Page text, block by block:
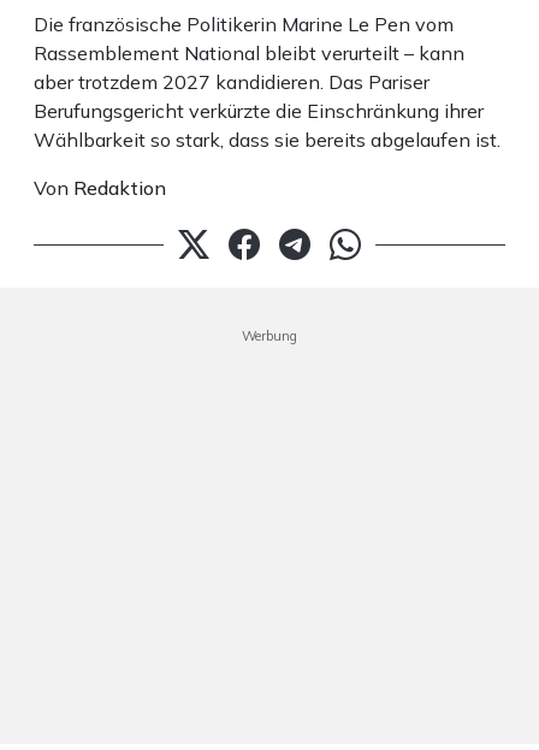
Die französische Politikerin Marine Le Pen vom
Rassemblement National bleibt verurteilt – kann
aber trotzdem 2027 kandidieren. Das Pariser
Berufungsgericht verkürzte die Einschränkung ihrer
Wählbarkeit so stark, dass sie bereits abgelaufen ist.
Von Redaktion
Werbung